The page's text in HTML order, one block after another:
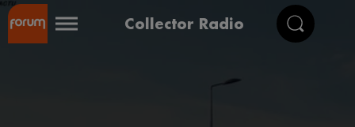
Collector Radio